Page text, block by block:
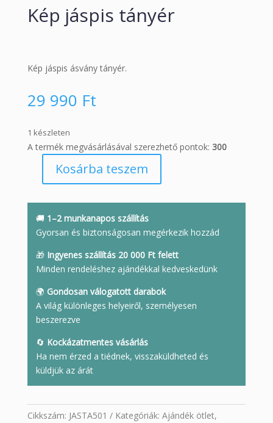
Kép jáspis tányér
Kép jáspis ásvány tányér.
29 990 Ft
1 készleten
A termék megvásárlásával szerezhető pontok: 300
tányér
mennyiség
Kosárba teszem
🚚 1–2 munkanapos szállítás
Gyorsan és biztonságosan megérkezik hozzád
🎁 Ingyenes szállítás 20 000 Ft felett
Minden rendeléshez ajándékkal kedveskedünk
🌍 Gondosan válogatott darabok
A világ különleges helyeiről, személyesen
beszerezve
🔄 Kockázatmentes vásárlás
Ha nem érzed a tiédnek, visszaküldheted és
küldjük az árát
Cikkszám: JASTA501 Kategóriák: Ajándék ötlet,